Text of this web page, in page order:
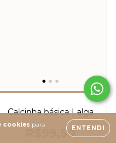
cookies para
ENTENDI
Calcinha básica | alga
R$99,50